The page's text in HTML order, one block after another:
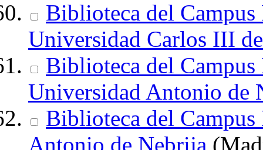
Biblioteca del
Universidad Carlos III
Biblioteca del
Universidad Antonio de
Biblioteca del
Antonio de Nebrija